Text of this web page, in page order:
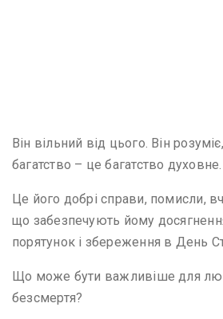
Він вільний від цього. Він
багатство – це багатство духовне.
Це його добрі справи, помисли,
що забезпечують йому
порятунок і збереження в День
Що може бути важливіше для
безсмертя?